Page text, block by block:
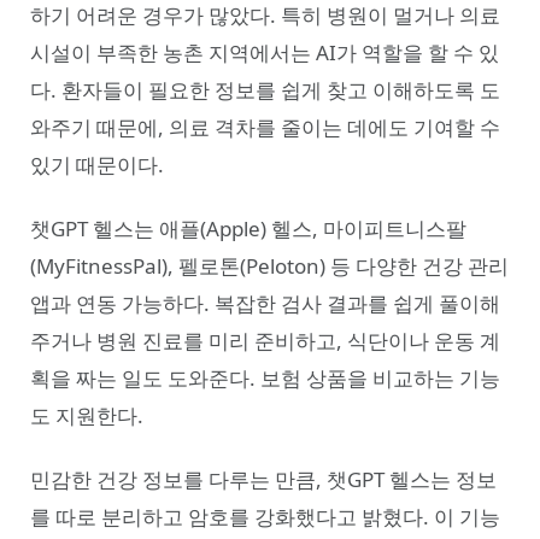
하기 어려운 경우가 많았다. 특히 병원이 멀거나 의료
시설이 부족한 농촌 지역에서는 AI가 역할을 할 수 있
다. 환자들이 필요한 정보를 쉽게 찾고 이해하도록 도
와주기 때문에, 의료 격차를 줄이는 데에도 기여할 수
있기 때문이다.
챗GPT 헬스는 애플(Apple) 헬스, 마이피트니스팔
(MyFitnessPal), 펠로톤(Peloton) 등 다양한 건강 관리
앱과 연동 가능하다. 복잡한 검사 결과를 쉽게 풀이해
주거나 병원 진료를 미리 준비하고, 식단이나 운동 계
획을 짜는 일도 도와준다. 보험 상품을 비교하는 기능
도 지원한다.
민감한 건강 정보를 다루는 만큼, 챗GPT 헬스는 정보
를 따로 분리하고 암호를 강화했다고 밝혔다. 이 기능